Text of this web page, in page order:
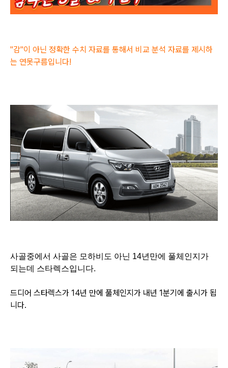
"감"이 아닌 정확한 수치 자료를 통해서 비교 분석 자료를 제시하
는 연못구름입니다!
사골중에서 사골은 모하비도 아닌 14년만에 풀체인지가
되는데 스타렉스입니다.
드디어 스타렉스가 14년 만에 풀체인지가 내년 1분기에 출시가 됩
니다.